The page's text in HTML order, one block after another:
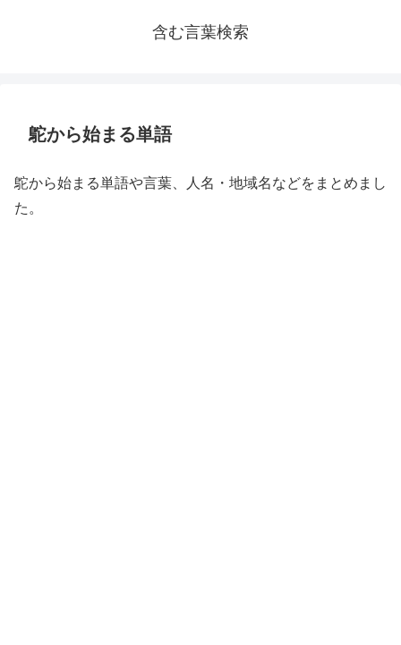
含む言葉検索
鴕から始まる単語
鴕から始まる単語や言葉、人名・地域名などをまとめまし
た。